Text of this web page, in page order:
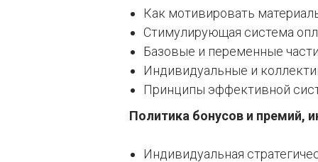
Как мотивировать
Стимулирующая система
Базовые и переменные
Индивидуальные и
Принципы эффективной
Политика бонусов и премий,
Индивидуальная